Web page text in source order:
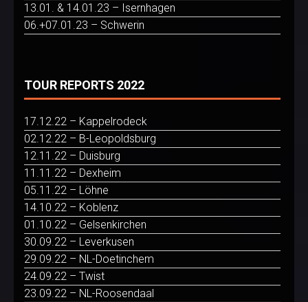
13.01. & 14.01.23 – Isernhagen
06.+07.01.23 – Schwerin
TOUR REPORTS 2022
17.12.22 – Kappelrodeck
02.12.22 – B-Leopoldsburg
12.11.22 – Duisburg
11.11.22 – Dexheim
05.11.22 – Löhne
14.10.22 – Koblenz
01.10.22 – Gelsenkirchen
30.09.22 – Leverkusen
29.09.22 – NL-Doetinchem
24.09.22 – Twist
23.09.22 – NL-Roosendaal